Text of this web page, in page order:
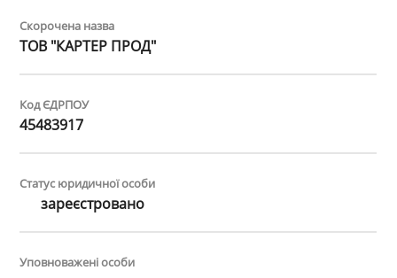
Скорочена назва
ТОВ "КАРТЕР ПРОД"
Код ЄДРПОУ
45483917
Статус юридичної особи
зареєстровано
Уповноважені особи